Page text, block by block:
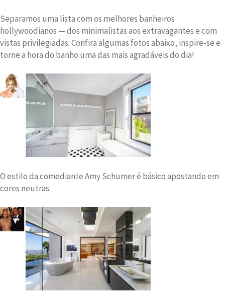
Separamos uma lista com os melhores banheiros
hollywoodianos — dos minimalistas aos extravagantes e com
vistas privilegiadas. Confira algumas fotos abaixo, inspire-se e
torne a hora do banho uma das mais agradáveis do dia!
O estilo da comediante Amy Schumer é básico apostando em
cores neutras.